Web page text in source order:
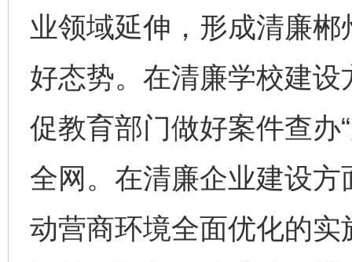
业领域延伸，形成清廉
好态势。在清廉学校建
促教育部门做好案件查办
全网。在清廉企业建设
动营商环境全面优化的